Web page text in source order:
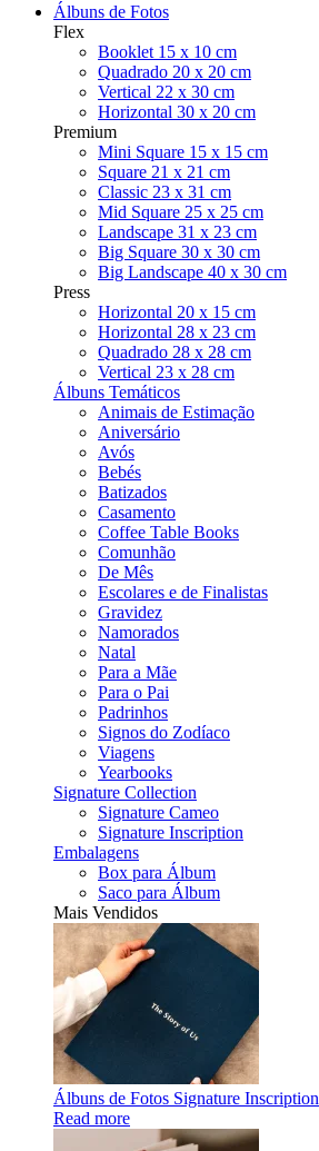
Álbuns de Fotos
Flex
Booklet 15 x 10 cm
Quadrado 20 x 20 cm
Vertical 22 x 30 cm
Horizontal 30 x 20 cm
Premium
Mini Square 15 x 15 cm
Square 21 x 21 cm
Classic 23 x 31 cm
Mid Square 25 x 25 cm
Landscape 31 x 23 cm
Big Square 30 x 30 cm
Big Landscape 40 x 30 cm
Press
Horizontal 20 x 15 cm
Horizontal 28 x 23 cm
Quadrado 28 x 28 cm
Vertical 23 x 28 cm
Álbuns Temáticos
Animais de Estimação
Aniversário
Avós
Bebés
Batizados
Casamento
Coffee Table Books
Comunhão
De Mês
Escolares e de Finalistas
Gravidez
Namorados
Natal
Para a Mãe
Para o Pai
Padrinhos
Signos do Zodíaco
Viagens
Yearbooks
Signature Collection
Signature Cameo
Signature Inscription
Embalagens
Box para Álbum
Saco para Álbum
Mais Vendidos
Álbuns de Fotos Signature Inscription
Read more